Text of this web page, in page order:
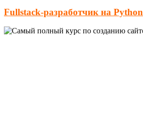
Fullstack-разработчик на Python